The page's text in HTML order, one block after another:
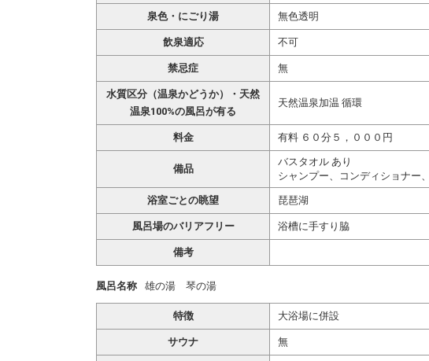
泉色・にごり湯 無色透明
飲泉適応 不可
禁忌症 無
水質区分（温泉かどうか）・天然
温泉100%の風呂が有る
天然温泉加温 循環
料金 有料 ６０分５，０００円
備品
バスタオル あり
シャンプー、コンディショナー
浴室ごとの眺望 琵琶湖
風呂場のバリアフリー 浴槽に手すり脇
備考
風呂名称 雄の湯 琴の湯
特徴 大浴場に併設
サウナ 無